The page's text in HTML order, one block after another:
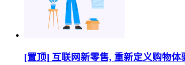
[置顶] 互联网新零售, 重新定义购物体